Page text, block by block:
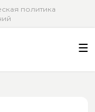
политика